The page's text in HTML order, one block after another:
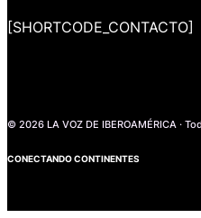
[SHORTCODE_CONTACTO]
© 2026 LA VOZ DE IBEROAMÉRICA ·
CONECTANDO CONTINENTES